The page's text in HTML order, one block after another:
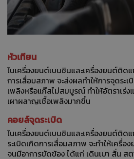
หัวเทียน
ในเครื่องยนต์เบนซินและเครื่องยนต์ติด
การเสื่อมสภาพ จะส่งผลทำให้การจุดระเ
เพลิงหรือแก๊สไม่สมบูรณ์ ทำให้อัตราเร่ง
เผาผลาญเชื้อเพลิงมากขึ้น
คอยล์จุดระเบิด
ในเครื่องยนต์เบนซินและเครื่องยนต์ติด
ระเบิดเกิดการเสื่อมสภาพ จะทำให้เครื่
จนมีอาการขัดข้อง ได้แก่ เดินเบา สั่น ส